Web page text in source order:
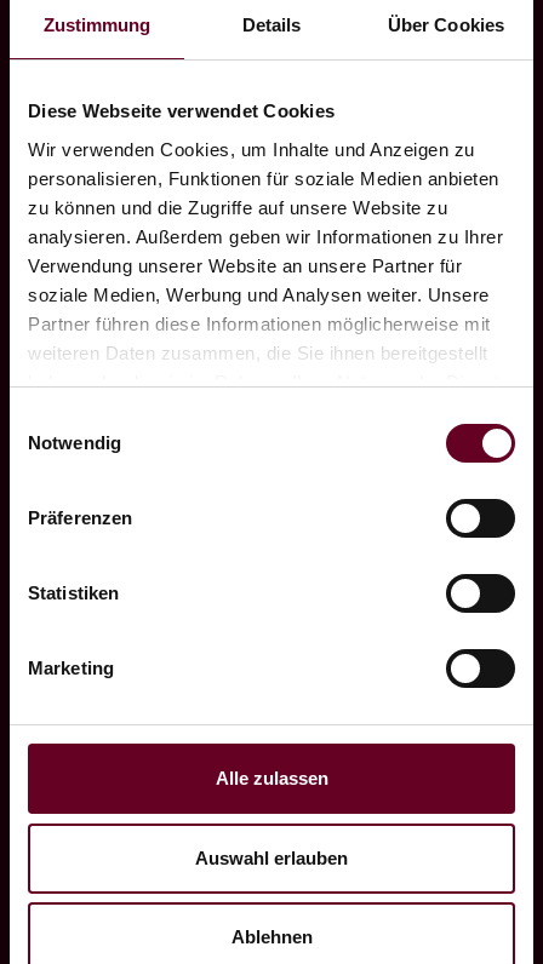
Zustimmung Details Über Cookies
Diese Webseite verwendet Cookies
Wir verwenden Cookies, um Inhalte und Anzeigen zu
personalisieren, Funktionen für soziale Medien anbieten
zu können und die Zugriffe auf unsere Website zu
analysieren. Außerdem geben wir Informationen zu Ihrer
Verwendung unserer Website an unsere Partner für
soziale Medien, Werbung und Analysen weiter. Unsere
Partner führen diese Informationen möglicherweise mit
weiteren Daten zusammen, die Sie ihnen bereitgestellt
haben oder die sie im Rahmen Ihrer Nutzung der Dienste
Notwendig
Präferenzen
Statistiken
Marketing
Alle zulassen
Auswahl erlauben
Ablehnen
keine Wünsche offen. Wir schaffen für Sie
und Ihr Team die optimale Umgebung, um
produktiv sein zu können.
Um in Pausen durchatmen zu können oder
Teile des Meetings nach draußen zu
verlegen, besitzt der Raum einen direkten
Zugang zu unserer Seeterrasse. Freiraum,
Durchatmen. Tagungen ohne Arbeitsalltag –
ein individuelles Angebot! Nur einige
Kaffeepause drinnen oder draußen, ein
Teambuilding-Maßnahmen in Form von
Challenges, Stand-Up-Paddeln bis hin zur
Tagung auf einem unserer Passagierschiffe
auf dem Heiterwanger See durchführbar.